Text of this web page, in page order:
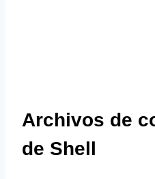
Archivos de
de Shell